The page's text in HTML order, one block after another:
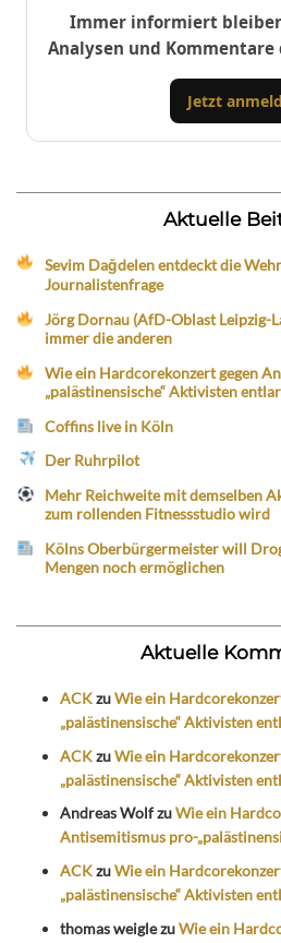
Immer informiert
Analysen und
Jetzt
Aktuelle
Sevim Dağdelen entdeckt die
Journalistenfrage
Jörg Dornau (AfD-Oblast
immer die anderen
Wie ein Hardcorekonzert gegen
„palästinensische“ Aktivisten
Coffins live in Köln
Der Ruhrpilot
Mehr Reichweite mit demselben
zum rollenden Fitnessstudio wird
Kölns Oberbürgermeister will
Mengen noch ermöglichen
Aktuelle
ACKzuWie ein
„palästinensische“ Aktivisten
ACKzuWie ein
„palästinensische“ Aktivisten
Andreas WolfzuWie ein
Antisemitismus pro-
ACKzuWie ein
„palästinensische“ Aktivisten
thomas weiglezuWie ein